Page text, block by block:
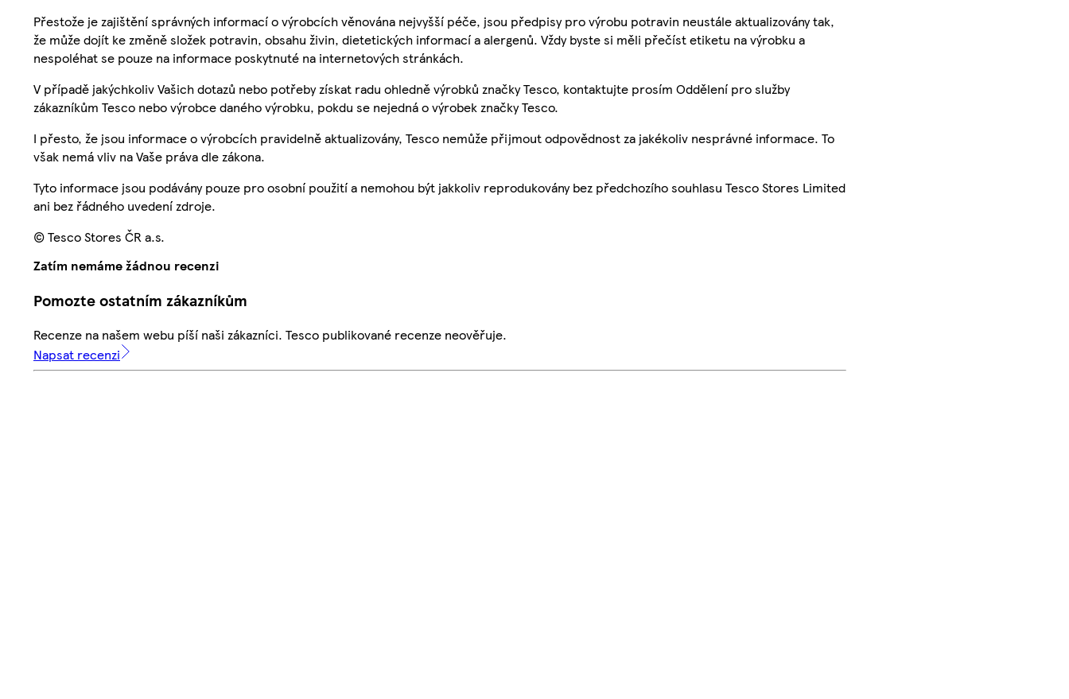
Přestože je zajištění správných informací o výrobcích věnována nejvyšší péče, jsou předpisy pro výrobu potravin neustále aktualizovány tak,
že může dojít ke změně složek potravin, obsahu živin, dietetických informací a alergenů. Vždy byste si měli přečíst etiketu na výrobku a
nespoléhat se pouze na informace poskytnuté na internetových stránkách.
V případě jakýchkoliv Vašich dotazů nebo potřeby získat radu ohledně výrobků značky Tesco, kontaktujte prosím Oddělení pro služby
zákazníkům Tesco nebo výrobce daného výrobku, pokdu se nejedná o výrobek značky Tesco.
I přesto, že jsou informace o výrobcích pravidelně aktualizovány, Tesco nemůže přijmout odpovědnost za jakékoliv nesprávné informace. To
však nemá vliv na Vaše práva dle zákona.
Tyto informace jsou podávány pouze pro osobní použití a nemohou být jakkoliv reprodukovány bez předchozího souhlasu Tesco Stores Limited
ani bez řádného uvedení zdroje.
© Tesco Stores ČR a.s.
Zatím nemáme žádnou recenzi
Pomozte ostatním zákazníkům
Recenze na našem webu píší naši zákazníci. Tesco publikované recenze neověřuje.
Napsat recenzi